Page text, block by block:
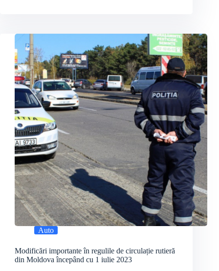
Auto
Modificări importante în regulile de circulație rutieră
din Moldova începând cu 1 iulie 2023